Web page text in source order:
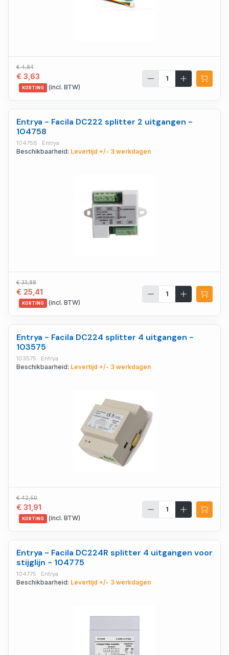
€ 4,84
€ 3,63
KORTING (incl. BTW)
Entrya - Facila DC222 splitter 2 uitgangen -
104758
104758 · Entrya
Beschikbaarheid: Levertijd +/- 3 werkdagen
€ 33,88
€ 25,41
KORTING (incl. BTW)
Entrya - Facila DC224 splitter 4 uitgangen -
103575
103575 · Entrya
Beschikbaarheid: Levertijd +/- 3 werkdagen
€ 42,50
€ 31,91
KORTING (incl. BTW)
Entrya - Facila DC224R splitter 4 uitgangen voor
stijglijn - 104775
104775 · Entrya
Beschikbaarheid: Levertijd +/- 3 werkdagen